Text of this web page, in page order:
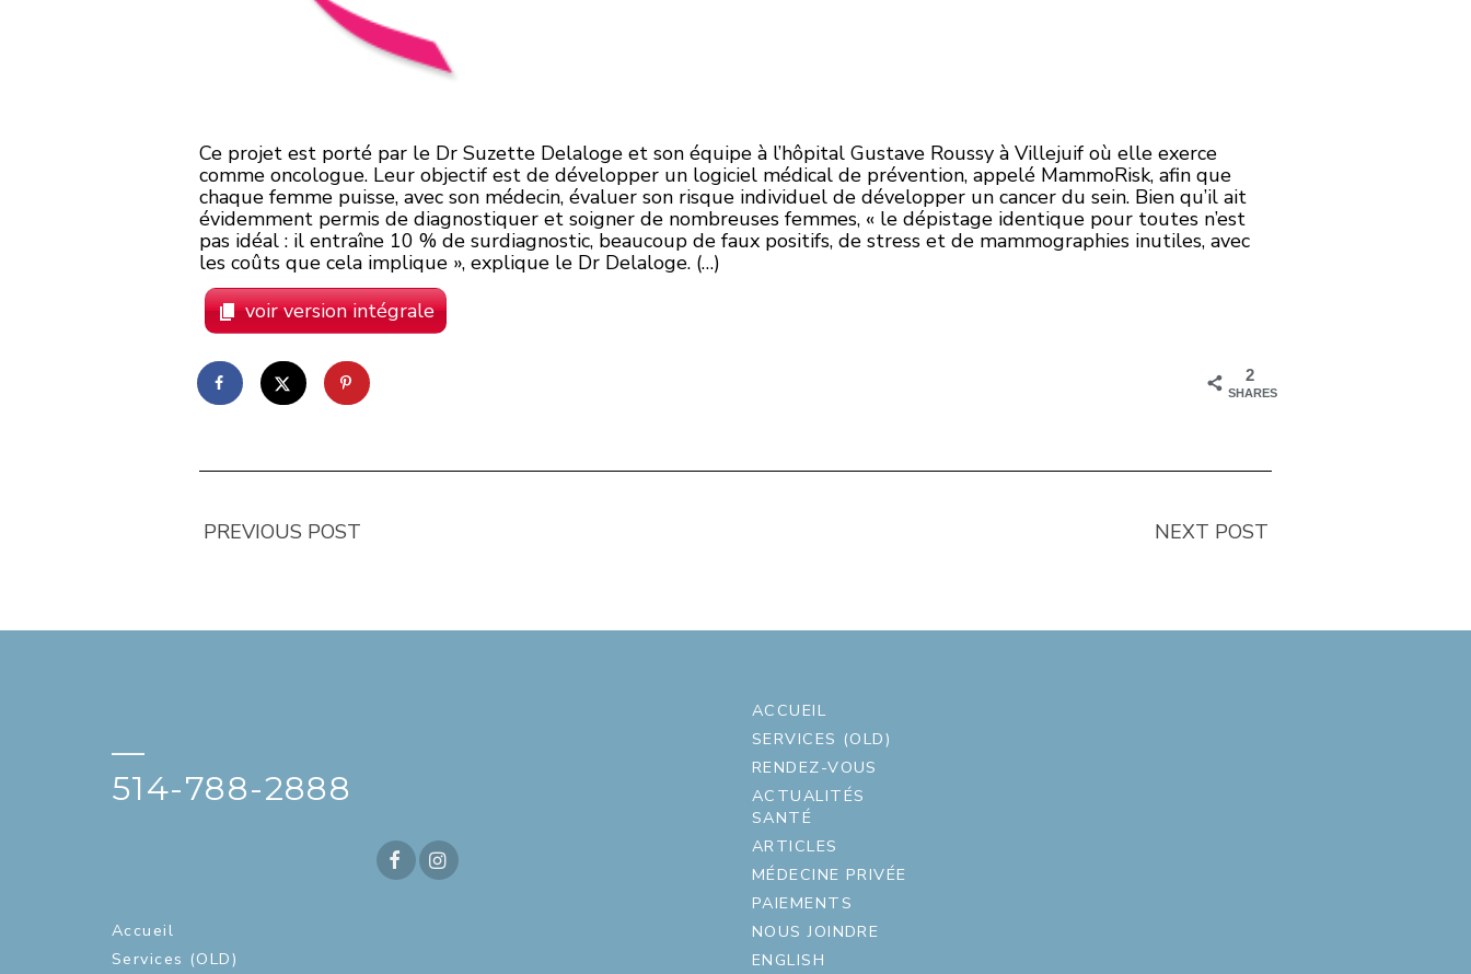
Ce projet est porté par le Dr Suzette Delaloge et son équipe à l’hôpital Gustave Roussy à Villejuif où elle exerce
comme oncologue. Leur objectif est de développer un logiciel médical de prévention, appelé MammoRisk, afin que
chaque femme puisse, avec son médecin, évaluer son risque individuel de développer un cancer du sein. Bien qu’il ait
évidemment permis de diagnostiquer et soigner de nombreuses femmes, « le dépistage identique pour toutes n’est
pas idéal : il entraîne 10 % de surdiagnostic, beaucoup de faux positifs, de stress et de mammographies inutiles, avec
les coûts que cela implique », explique le Dr Delaloge. (…)
voir version intégrale
2
SHARES
PREVIOUS POST NEXT POST
—
514-788-2888
Accueil
Services (OLD)
ACCUEIL
SERVICES (OLD)
RENDEZ-VOUS
ACTUALITÉS
SANTÉ
ARTICLES
MÉDECINE PRIVÉE
PAIEMENTS
NOUS JOINDRE
ENGLISH